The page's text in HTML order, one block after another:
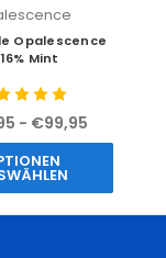
Opalescence
Mint
- €99,95